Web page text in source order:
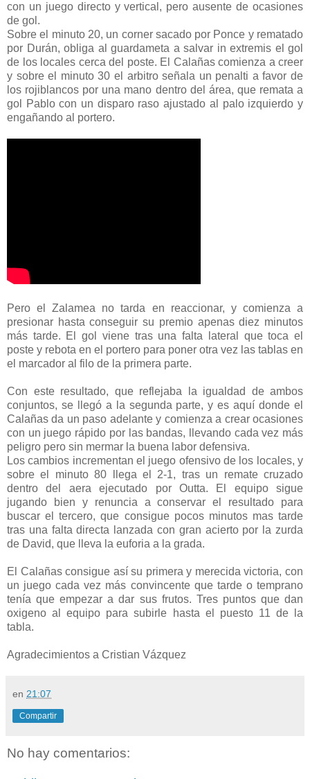
con un juego directo y vertical, pero ausente de ocasiones
de gol.
Sobre el minuto 20, un corner sacado por Ponce y rematado
por Durán, obliga al guardameta a salvar in extremis el gol
de los locales cerca del poste. El Calañas comienza a creer
y sobre el minuto 30 el arbitro señala un penalti a favor de
los rojiblancos por una mano dentro del área, que remata a
gol Pablo con un disparo raso ajustado al palo izquierdo y
engañando al portero.
Pero el Zalamea no tarda en reaccionar, y comienza a
presionar hasta conseguir su premio apenas diez minutos
más tarde. El gol viene tras una falta lateral que toca el
poste y rebota en el portero para poner otra vez las tablas en
el marcador al filo de la primera parte.
Con este resultado, que reflejaba la igualdad de ambos
conjuntos, se llegó a la segunda parte, y es aquí donde el
Calañas da un paso adelante y comienza a crear ocasiones
con un juego rápido por las bandas, llevando cada vez más
peligro pero sin mermar la buena labor defensiva.
Los cambios incrementan el juego ofensivo de los locales, y
sobre el minuto 80 llega el 2-1, tras un remate cruzado
dentro del aera ejecutado por Outta. El equipo sigue
jugando bien y renuncia a conservar el resultado para
buscar el tercero, que consigue pocos minutos mas tarde
tras una falta directa lanzada con gran acierto por la zurda
de David, que lleva la euforia a la grada.
El Calañas consigue así su primera y merecida victoria, con
un juego cada vez más convincente que tarde o temprano
tenía que empezar a dar sus frutos. Tres puntos que dan
oxigeno al equipo para subirle hasta el puesto 11 de la
tabla.
Agradecimientos a Cristian Vázquez
en 21:07
Compartir
No hay comentarios: